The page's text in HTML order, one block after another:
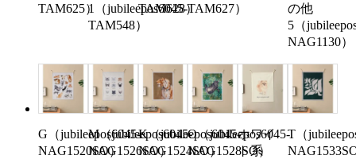
TAM625）1（jubileepos6045-
TAM548）
TAM628）TAM627）
の他
5（
NAG1130）
G（jubileepos6045-
NAG1520SO）
M（jubileepos6045-
NAG1526SO）
K（jubileepos6045-
NAG1524SO）
O（jubileepos6045-
NAG1528SO）
ホワイ
ト系
T（